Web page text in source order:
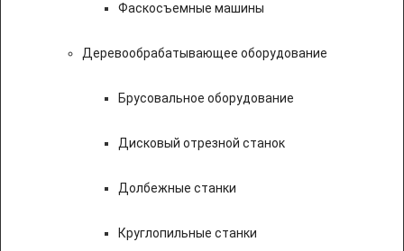
Фаскосъемные машины
Деревообрабатывающее оборудование
Брусовальное оборудование
Дисковый отрезной станок
Долбежные станки
Круглопильные станки